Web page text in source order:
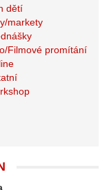
dětí
markety
Filmové promítání